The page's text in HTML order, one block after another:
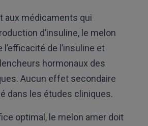
aux médicaments qui
d’insuline, le melon
l’efficacité de l’insuline et
hormonaux des
Aucun effet secondaire
dans les études cliniques.
optimal, le melon amer doit